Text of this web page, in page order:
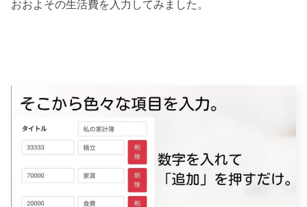
おおよその生活費を入力してみました。